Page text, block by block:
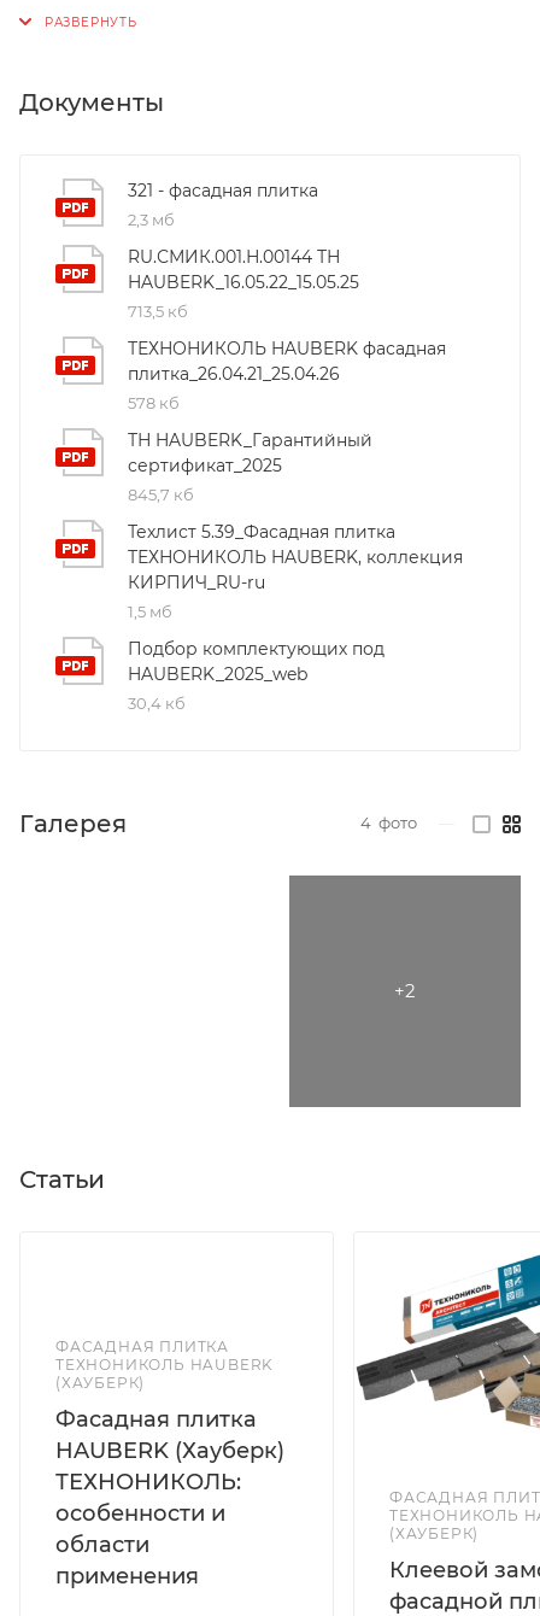
Документы
321 - фасадная плитка
2,3 мб
RU.СМИК.001.Н.00144 ТН
HAUBERK_16.05.22_15.05.25
713,5 кб
ТЕХНОНИКОЛЬ HAUBERK фасадная
плитка_26.04.21_25.04.26
578 кб
ТН HAUBERK_Гарантийный
сертификат_2025
845,7 кб
Техлист 5.39_Фасадная плитка
ТЕХНОНИКОЛЬ HAUBERK, коллекция
КИРПИЧ_RU-ru
1,5 мб
Подбор комплектующих под
HAUBERK_2025_web
30,4 кб
Галерея 4 фото
Статьи
ФАСАДНАЯ ПЛИТКА
ТЕХНОНИКОЛЬ HAUBERK
(ХАУБЕРК)
Фасадная плитка
HAUBERK (Хауберк)
ТЕХНОНИКОЛЬ:
особенности и
области
применения
ФАСАДНАЯ
ТЕХНОНИКОЛЬ
(ХАУБЕРК)
Клеевой
фасадной